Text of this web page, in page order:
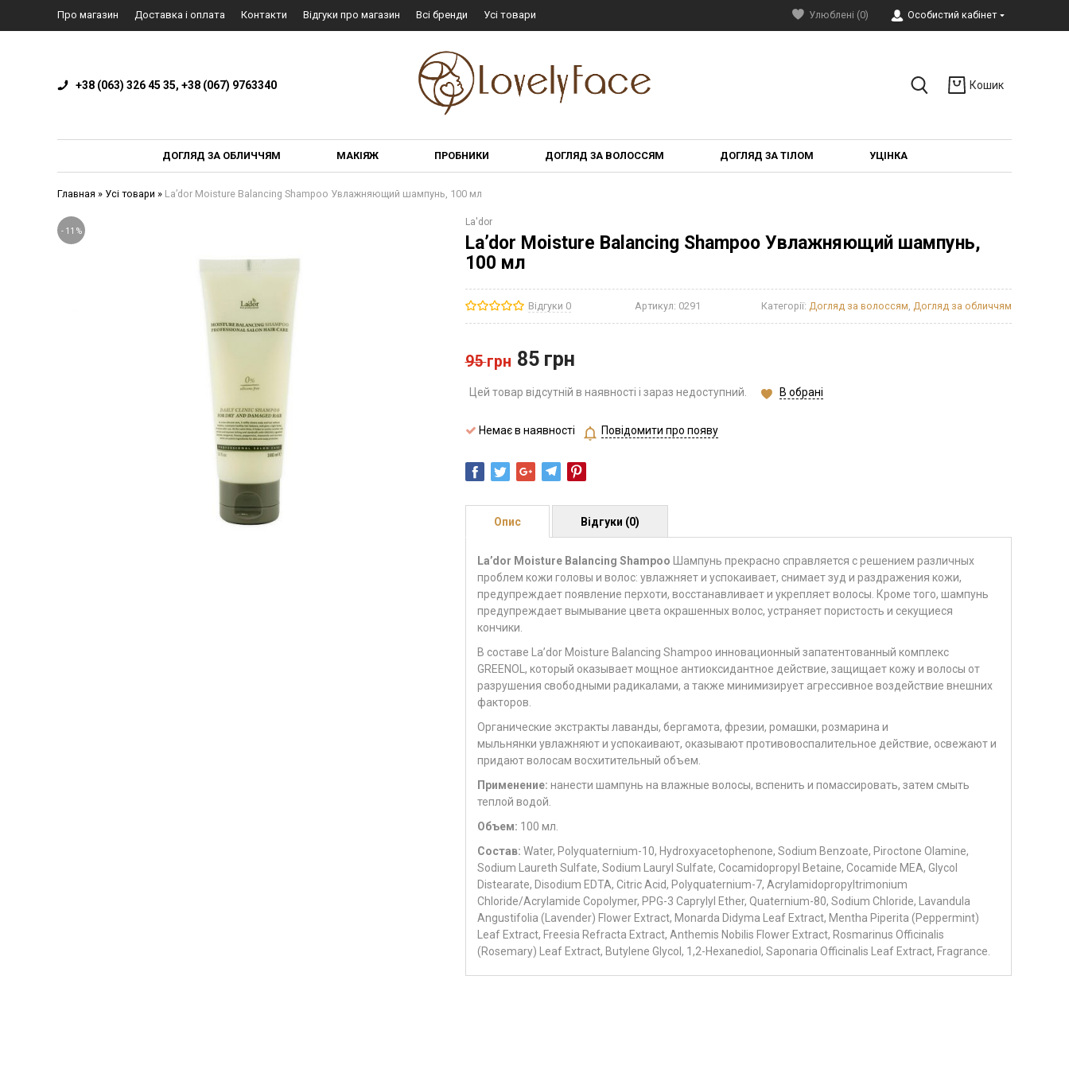
Про магазин Доставка і оплата Контакти Відгуки про магазин Всі бренди Усі товари Улюблені (0) Особистий кабінет
+38 (063) 326 45 35, +38 (067) 9763340 Кошик
ДОГЛЯД ЗА ОБЛИЧЧЯМ МАКІЯЖ ПРОБНИКИ ДОГЛЯД ЗА ВОЛОССЯМ ДОГЛЯД ЗА ТІЛОМ УЦІНКА
Главная » Усі товари » La’dor Moisture Balancing Shampoo Увлажняющий шампунь, 100 мл
- 11 %
La'dor
La’dor Moisture Balancing Shampoo Увлажняющий шампунь,
100 мл
Відгуки 0 Артикул: 0291 Категорії: Догляд за волоссям Догляд за обличчям
95грн 85 грн
Цей товар відсутній в наявності і зараз недоступний. В обрані
Немає в наявності Повідомити про появу
Опис
La’dor Moisture Balancing Shampoo Шампунь прекрасно справляется с решением различных
проблем кожи головы и волос: увлажняет и успокаивает, снимает зуд и раздражения кожи,
предупреждает появление перхоти, восстанавливает и укрепляет волосы. Кроме того, шампунь
предупреждает вымывание цвета окрашенных волос, устраняет пористость и секущиеся
кончики.
В составе La’dor Moisture Balancing Shampoo инновационный запатентованный комплекс
GREENOL, который оказывает мощное антиоксидантное действие, защищает кожу и волосы от
разрушения свободными радикалами, а также минимизирует агрессивное воздействие внешних
факторов.
Органические экстракты лаванды, бергамота, фрезии, ромашки, розмарина и
мыльнянки увлажняют и успокаивают, оказывают противовоспалительное действие, освежают и
придают волосам восхитительный объем.
Применение: нанести шампунь на влажные волосы, вспенить и помассировать, затем смыть
теплой водой.
Объем: 100 мл.
Состав: Water, Polyquaternium-10, Hydroxyacetophenone, Sodium Benzoate, Piroctone Olamine,
Sodium Laureth Sulfate, Sodium Lauryl Sulfate, Cocamidopropyl Betaine, Cocamide MEA, Glycol
Distearate, Disodium EDTA, Citric Acid, Polyquaternium-7, Acrylamidopropyltrimonium
Chloride/Acrylamide Copolymer, PPG-3 Caprylyl Ether, Quaternium-80, Sodium Chloride, Lavandula
Angustifolia (Lavender) Flower Extract, Monarda Didyma Leaf Extract, Mentha Piperita (Peppermint)
Leaf Extract, Freesia Refracta Extract, Anthemis Nobilis Flower Extract, Rosmarinus Officinalis
(Rosemary) Leaf Extract, Butylene Glycol, 1,2-Hexanediol, Saponaria Officinalis Leaf Extract, Fragrance.
Відгуки (0)